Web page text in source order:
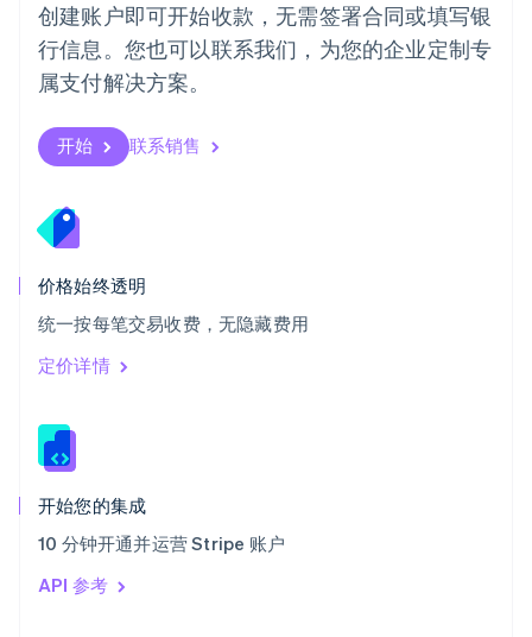
创建账户即可开始收款，无需签署合同或填写银
行信息。您也可以联系我们，为您的企业定制专
属支付解决方案。
开始 联系销售
价格始终透明
统一按每笔交易收费，无隐藏费用
定价详情
开始您的集成
10 分钟开通并运营 Stripe 账户
API 参考
SvenskaEnglish
瑞士
DeutschFrançais ItalianoEnglish
塞浦路斯
斯洛伐克
English
English
泰国
ไทย
希腊
English
西班牙
Español
新加坡
新西兰
匈牙利
English
ItalianoEnglish
印度
English